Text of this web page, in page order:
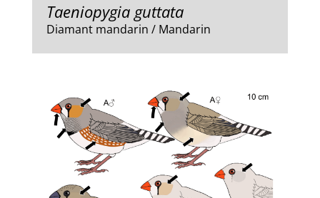
Taeniopygia guttata
Diamant mandarin / Mandarin